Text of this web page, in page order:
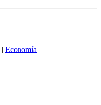
| Economía